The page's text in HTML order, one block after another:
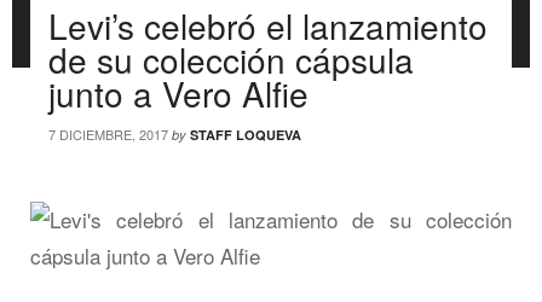
Levi’s celebró el lanzamiento
de su colección cápsula
junto a Vero Alfie
7 DICIEMBRE, 2017 by STAFF LOQUEVA